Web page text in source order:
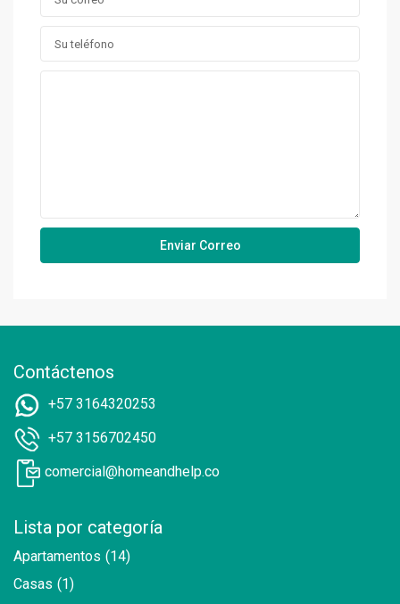
Contáctenos
+57 3164320253
+57 3156702450
comercial@homeandhelp.co
Lista por categoría
Apartamentos (14)
Casas (1)